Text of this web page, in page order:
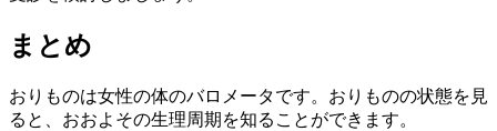
まとめ
おりものは女性の体のバロメータです。おりものの状態を見
ると、おおよその生理周期を知ることができます。